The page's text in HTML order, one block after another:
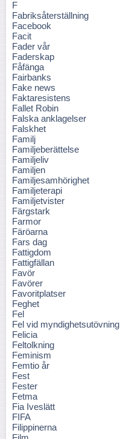
F
Fabriksåterställning
Facebook
Facit
Fader vår
Faderskap
Fåfänga
Fairbanks
Fake news
Faktaresistens
Fallet Robin
Falska anklagelser
Falskhet
Familj
Familjeberättelse
Familjeliv
Familjen
Familjesamhörighet
Familjeterapi
Familjetvister
Färgstark
Farmor
Färöarna
Fars dag
Fattigdom
Fattigfällan
Favör
Favörer
Favoritplatser
Feghet
Fel
Fel vid myndighetsutövning
Felicia
Feltolkning
Feminism
Femtio år
Fest
Fester
Fetma
Fia Iveslätt
FIFA
Filippinerna